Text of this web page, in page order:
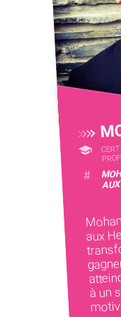
#
AUX
aux
à un